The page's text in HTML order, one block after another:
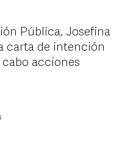
Pública, Josefina
carta de intención
cabo acciones